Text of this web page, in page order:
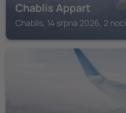
Chablis Appart
Chablis, 14 srpna 2026, 2 noci